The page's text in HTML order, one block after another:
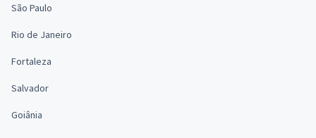
São Paulo
Rio de Janeiro
Fortaleza
Salvador
Goiânia